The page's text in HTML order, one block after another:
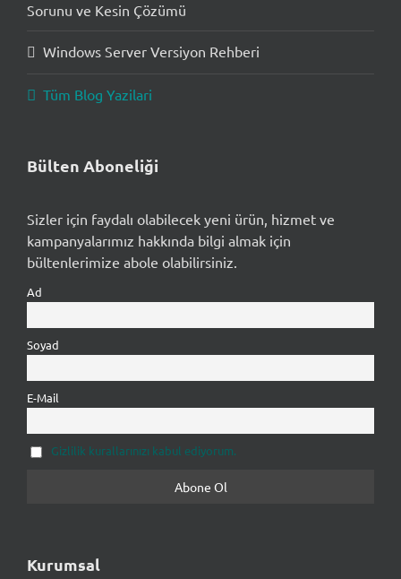
Sorunu ve Kesin Çözümü
Windows Server Versiyon Rehberi
Tüm Blog Yazilari
Bülten Aboneliği
Sizler için faydalı olabilecek yeni ürün, hizmet ve
kampanyalarımız hakkında bilgi almak için
bültenlerimize abole olabilirsiniz.
Ad
Soyad
E-Mail
Gizlilik kurallarınızı kabul ediyorum.
Kurumsal